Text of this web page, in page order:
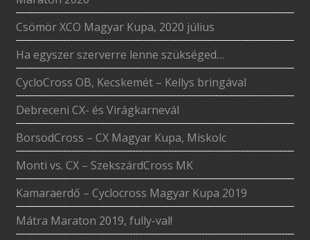
Csömör XCO Magyar Kupa, 2020 július
Ha egyszer szerverre lenne szükséged…
CycloCross OB, Kecskemét – Kellys bringával
Debreceni CX- és Virágkarnevál
BorsodCross – CX Magyar Kupa, Miskolc
Monti vs. CX – SzekszárdCross MK
Kamaraerdő – Cyclocross Magyar Kupa 2019
Mátra Maraton 2019, fully-val!